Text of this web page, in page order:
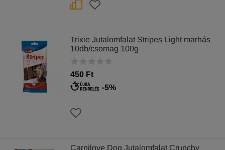
Trixie Jutalomfalat Stripes Light marhás
10db/csomag 100g
450 Ft
-5%
Carnilove Dog Jutalomfalat Crunchy